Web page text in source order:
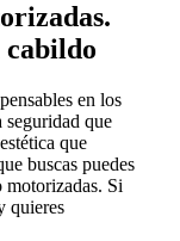
en los
seguridad que
que
buscas puedes
motorizadas. Si
quieres